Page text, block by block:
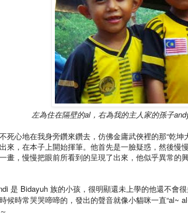
在隔壁的al，右為我的主人家的孫子
死心地在我身旁鑽來鑽去，仿佛金庸武俠裡的那“乾
來，在本子上開始揮筆。他首先是一臉疑惑，然後慢
畫，慢慢把眼前所看到的呈現了出來，他似乎異常的
是 Bidayuh 族的小孩，很明顯還未上學的他還不會
候時常哭哭啼啼的，發出的聲音就像小貓咪一直“al~